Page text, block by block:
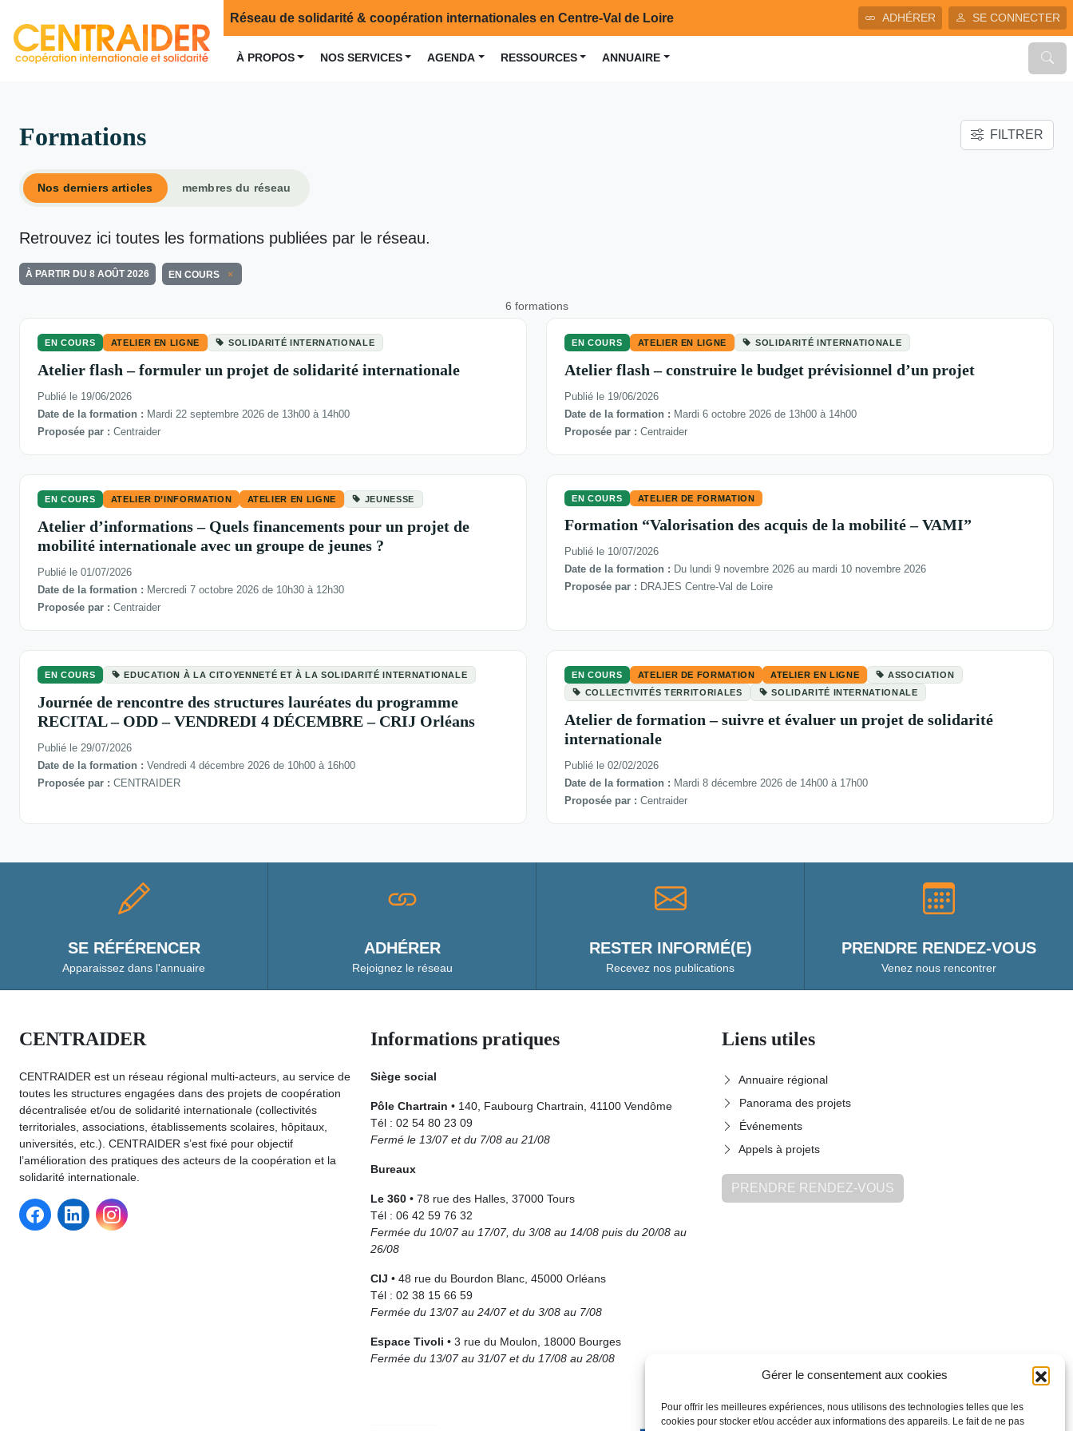
Gérer le consentement aux cookies
Pour offrir les meilleures expériences, nous utilisons des technologies telles que les
cookies pour stocker et/ou accéder aux informations des appareils. Le fait de ne pas
Réseau de solidarité & coopération internationales en Centre-Val de Loire ADHÉRER SE CONNECTER
À PROPOS NOS SERVICES AGENDA RESSOURCES ANNUAIRE
Formations FILTRER
Nos derniers articles membres du réseau
Retrouvez ici toutes les formations publiées par le réseau.
À PARTIR DU 8 AOÛT 2026 EN COURS
6 formations
EN COURS ATELIER EN LIGNE SOLIDARITÉ INTERNATIONALE
Atelier flash – formuler un projet de solidarité internationale
Publié le 19/06/2026
Date de la formation : Mardi 22 septembre 2026 de 13h00 à 14h00
Proposée par : Centraider
EN COURS ATELIER EN LIGNE SOLIDARITÉ INTERNATIONALE
Atelier flash – construire le budget prévisionnel d’un projet
Publié le 19/06/2026
Date de la formation : Mardi 6 octobre 2026 de 13h00 à 14h00
Proposée par : Centraider
EN COURS ATELIER D’INFORMATION ATELIER EN LIGNE JEUNESSE
Atelier d’informations – Quels financements pour un projet de
mobilité internationale avec un groupe de jeunes ?
Publié le 01/07/2026
Date de la formation : Mercredi 7 octobre 2026 de 10h30 à 12h30
Proposée par : Centraider
EN COURS ATELIER DE FORMATION
Formation “Valorisation des acquis de la mobilité – VAMI”
Publié le 10/07/2026
Date de la formation : Du lundi 9 novembre 2026 au mardi 10 novembre 2026
Proposée par : DRAJES Centre-Val de Loire
EN COURS EDUCATION À LA CITOYENNETÉ ET À LA SOLIDARITÉ INTERNATIONALE
Journée de rencontre des structures lauréates du programme
RECITAL – ODD – VENDREDI 4 DÉCEMBRE – CRIJ Orléans
Publié le 29/07/2026
Date de la formation : Vendredi 4 décembre 2026 de 10h00 à 16h00
Proposée par : CENTRAIDER
EN COURS ATELIER DE FORMATION ATELIER EN LIGNE
ASSOCIATION
COLLECTIVITÉS TERRITORIALES
SOLIDARITÉ INTERNATIONALE
Atelier de formation – suivre et évaluer un projet de solidarité
internationale
Publié le 02/02/2026
Date de la formation : Mardi 8 décembre 2026 de 14h00 à 17h00
Proposée par : Centraider
SE RÉFÉRENCER
Apparaissez dans l'annuaire
ADHÉRER
Rejoignez le réseau
RESTER INFORMÉ(E)
Recevez nos publications
PRENDRE RENDEZ-VOUS
Venez nous rencontrer
CENTRAIDER
CENTRAIDER est un réseau régional multi-acteurs, au service de
toutes les structures engagées dans des projets de coopération
décentralisée et/ou de solidarité internationale (collectivités
territoriales, associations, établissements scolaires, hôpitaux,
universités, etc.). CENTRAIDER s’est fixé pour objectif
l’amélioration des pratiques des acteurs de la coopération et la
solidarité internationale.
Informations pratiques
Siège social
Pôle Chartrain • 140, Faubourg Chartrain, 41100 Vendôme
Tél : 02 54 80 23 09
Fermé le 13/07 et du 7/08 au 21/08
Bureaux
Le 360 • 78 rue des Halles, 37000 Tours
Tél : 06 42 59 76 32
Fermée du 10/07 au 17/07, du 3/08 au 14/08 puis du 20/08 au
26/08
CIJ • 48 rue du Bourdon Blanc, 45000 Orléans
Tél : 02 38 15 66 59
Fermée du 13/07 au 24/07 et du 3/08 au 7/08
Espace Tivoli • 3 rue du Moulon, 18000 Bourges
Fermée du 13/07 au 31/07 et du 17/08 au 28/08
Liens utiles
Annuaire régional
Panorama des projets
Événements
Appels à projets
PRENDRE RENDEZ-VOUS